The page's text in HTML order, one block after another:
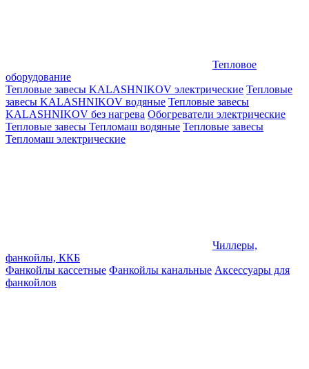
Тепловое
оборудование
Тепловые завесы KALASHNIKOV электрические Тепловые
завесы KALASHNIKOV водяные Тепловые завесы
KALASHNIKOV без нагрева Обогреватели электрические
Тепловые завесы Тепломаш водяные Тепловые завесы
Тепломаш электрические
Чиллеры,
фанкойлы, ККБ
Фанкойлы кассетные Фанкойлы канальные Аксессуары для
фанкойлов